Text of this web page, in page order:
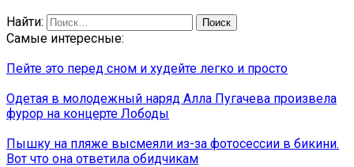
Найти:
Самые интересные:
Пейте это перед сном и худейте легко и просто
Одетая в молодежный наряд Алла Пугачева произвела
фурор на концерте Лободы
Пышку на пляже высмеяли из-за фотосессии в бикини.
Вот что она ответила обидчикам